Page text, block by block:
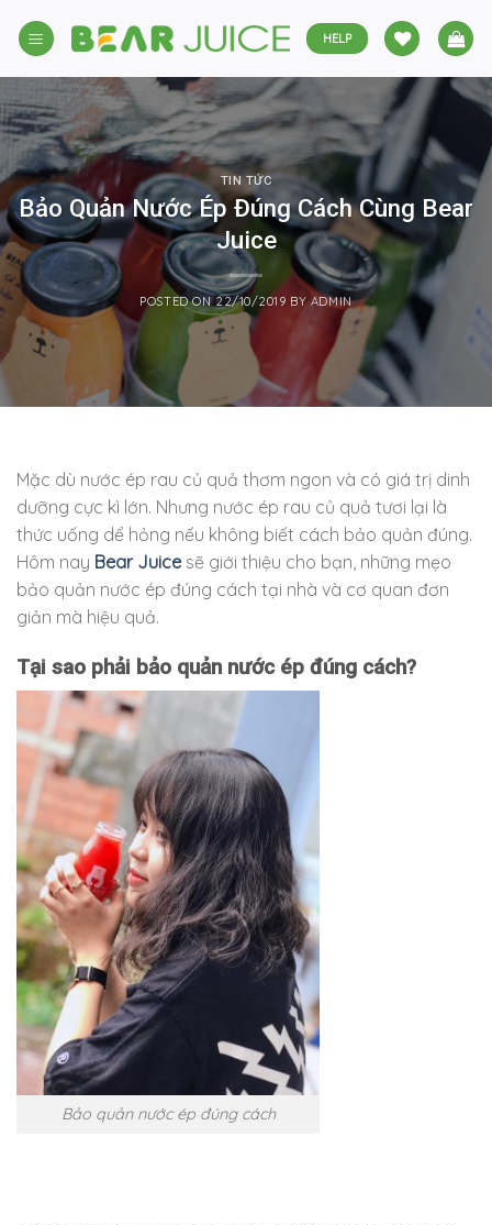
HELP
TIN TỨC
Bảo Quản Nước Ép Đúng Cách Cùng Bear
Juice
POSTED ON 22/10/2019 BYADMIN
Mặc dù nước ép rau củ quả thơm ngon và có giá trị dinh
dưỡng cực kì lớn. Nhưng nước ép rau củ quả tươi lại là
thức uống dể hỏng nếu không biết cách bảo quản đúng.
Hôm nay Bear Juice sẽ giới thiệu cho bạn, những mẹo
bảo quản nước ép đúng cách tại nhà và cơ quan đơn
giản mà hiệu quả.
Tại sao phải bảo quản nước ép đúng cách?
Bảo quản nước ép đúng cách